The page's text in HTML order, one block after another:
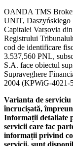
OANDA TMS
UNIT, Daszyńskiego
Capitalei Varșovia
Registrului
cod de identificare
3.537,560 PNL,
S.A. face obiectul
Supraveghere
2004 (KPWiG-4021-
Varianta de
încrucișată,
Informații detaliate
servicii care fac
informații privind